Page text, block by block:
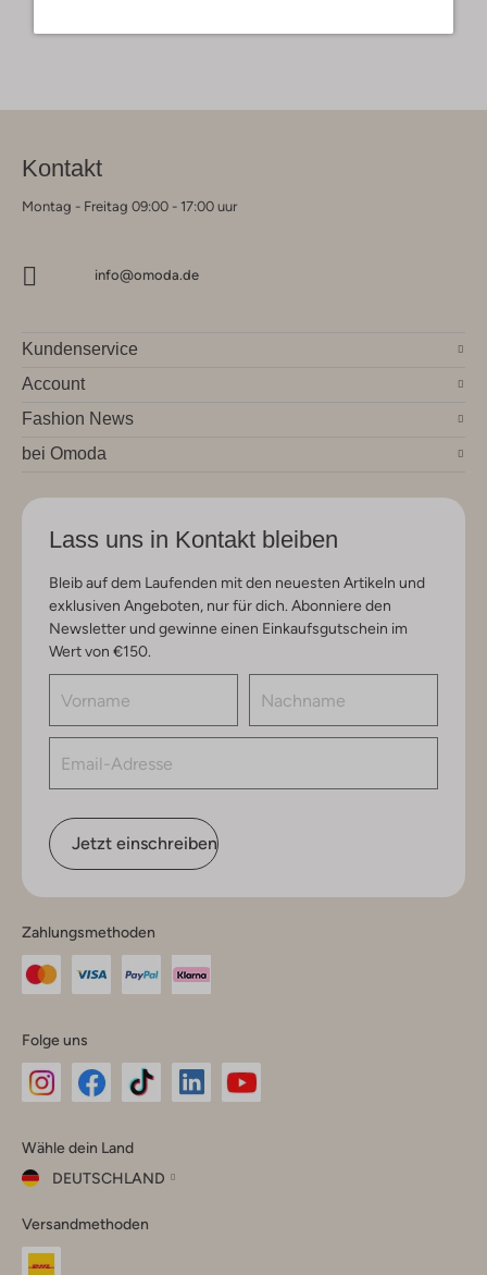
Kontakt
Montag - Freitag 09:00 - 17:00 uur
info@omoda.de
Kundenservice
Account
Fashion News
bei Omoda
Lass uns in Kontakt bleiben
Bleib auf dem Laufenden mit den neuesten Artikeln und
exklusiven Angeboten, nur für dich. Abonniere den
Newsletter und gewinne einen Einkaufsgutschein im
Wert von €150.
Jetzt einschreiben
Zahlungsmethoden
Folge uns
Instagram
Facebook
TikTok
Wähle dein Land
DEUTSCHLAND
dein
Land
Versandmethoden